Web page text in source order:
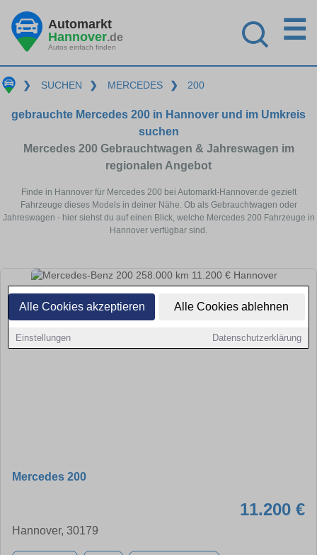
Alle Cookies akzeptieren Alle Cookies ablehnen
Einstellungen Datenschutzerklärung
Automarkt
Hannover.de
Autos einfach finden
☰
❯ SUCHEN ❯ MERCEDES ❯ 200
gebrauchte Mercedes 200 in Hannover und im Umkreis
suchen
Mercedes 200 Gebrauchtwagen & Jahreswagen im
regionalen Angebot
Finde in Hannover für Mercedes 200 bei Automarkt-Hannover.de gezielt
Fahrzeuge dieses Models in deiner Nähe. Ob als Gebrauchtwagen oder
Jahreswagen - hier siehst du auf einen Blick, welche Mercedes 200 Fahrzeuge in
Hannover verfügbar sind.
Mercedes 200
11.200 €
Hannover, 30179